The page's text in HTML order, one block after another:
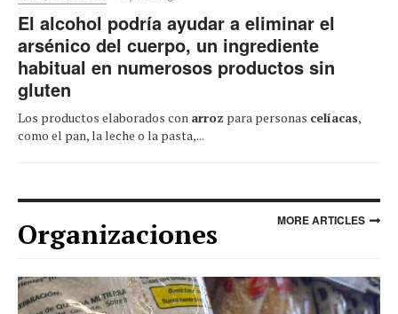
El alcohol podría ayudar a eliminar el
arsénico del cuerpo, un ingrediente
habitual en numerosos productos sin
gluten
Los productos elaborados con arroz para personas celíacas,
como el pan, la leche o la pasta,...
Organizaciones MORE ARTICLES